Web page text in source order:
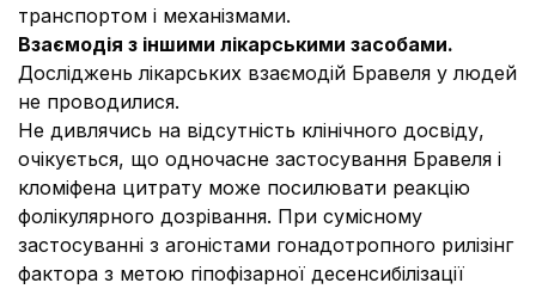
транспортом і механізмами.
Взаємодія з іншими лікарськими засобами.
Досліджень лікарських взаємодій Бравеля у людей
не проводилися.
Не дивлячись на відсутність клінічного досвіду,
очікується, що одночасне застосування Бравеля і
кломіфена цитрату може посилювати реакцію
фолікулярного дозрівання. При сумісному
застосуванні з агоністами гонадотропного рилізінг
фактора з метою гіпофізарної десенсибілізації